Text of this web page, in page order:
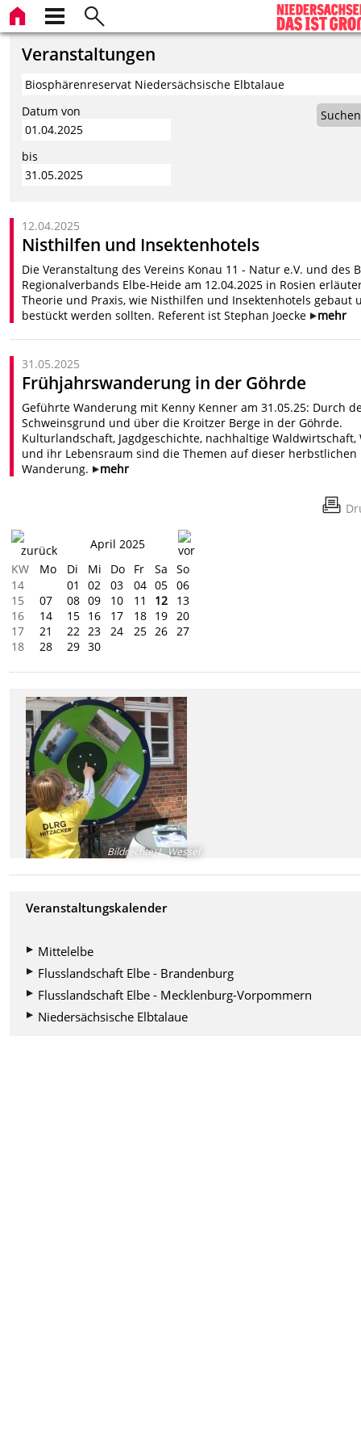
Veranstaltungen
Suchen
Datum von
bis
12.04.2025
Nisthilfen und Insektenhotels
Die Veranstaltung des Vereins Konau 11 - Natur e.V. und des
Regionalverbands Elbe-Heide am 12.04.2025 in Rosien
Theorie und Praxis, wie Nisthilfen und Insektenhotels gebaut
bestückt werden sollten. Referent ist Stephan Joecke
mehr
31.05.2025
Frühjahrswanderung in der Göhrde
Geführte Wanderung mit Kenny Kenner am 31.05.25: Durch
Schweinsgrund und über die Kroitzer Berge in der Göhrde.
Kulturlandschaft, Jagdgeschichte, nachhaltige Waldwirtschaft,
und ihr Lebensraum sind die Themen auf dieser herbstlichen
Wanderung.
mehr
April 2025
KW
Mo Di Mi Do Fr Sa
So
14
01 02 03 04 05
06
15
07 08 09 10 11 12
13
16
14 15 16 17 18 19
20
17
21 22 23 24 25 26
27
18
28 29 30
Bildrechte:L. Wessel
Veranstaltungskalender
Mittelelbe
Flusslandschaft Elbe - Brandenburg
Flusslandschaft Elbe - Mecklenburg-Vorpommern
Niedersächsische Elbtalaue